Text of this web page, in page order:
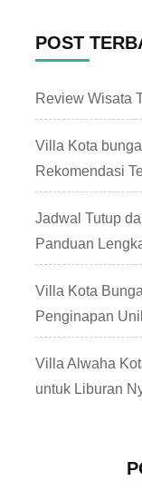
POST
Review Wisata
Villa Kota
Rekomendasi
Jadwal Tutup
Panduan
Villa Kota
Penginapan
Villa Alwaha
untuk Liburan